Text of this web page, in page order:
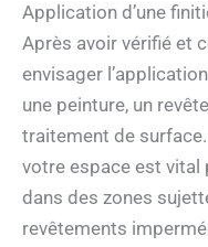
Application d’une
Après avoir vérifié et
envisager l’application
une peinture, un
traitement de
votre espace est vital
dans des zones
revêtements